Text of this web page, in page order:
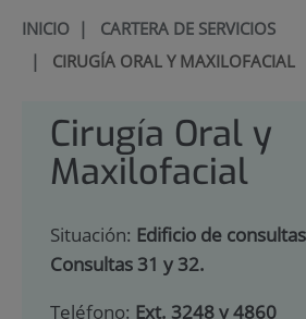
INICIO| CARTERA DE SERVICIOS
| CIRUGÍA ORAL Y MAXILOFACIAL
Cirugía Oral y
Maxilofacial
Situación: Edificio de
Consultas 31 y 32.
Teléfono: Ext. 3248 y 4860